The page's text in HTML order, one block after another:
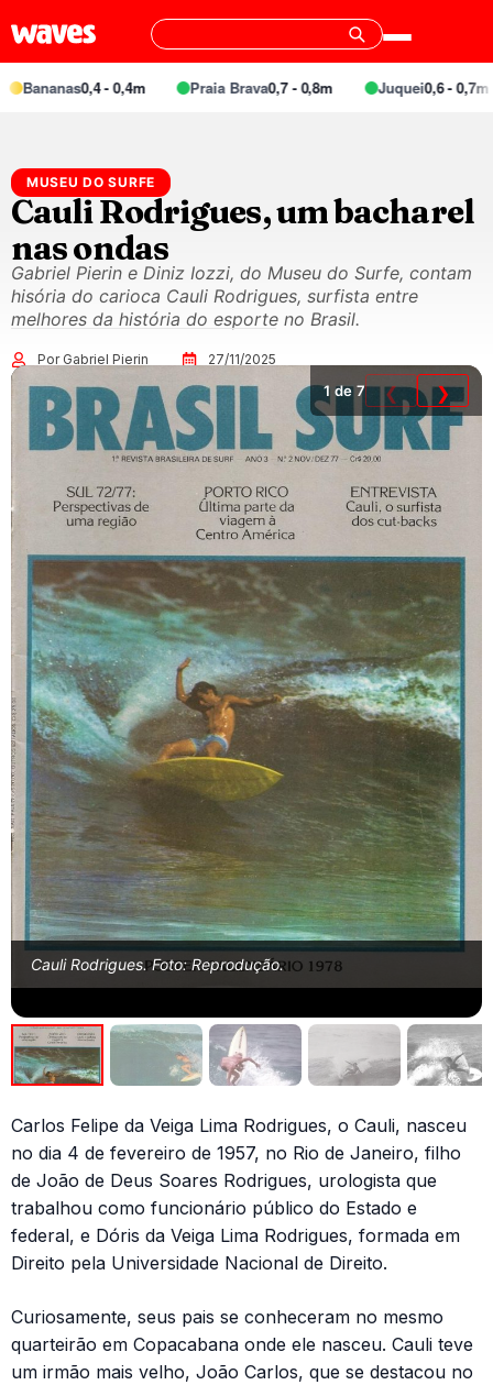
0,4 - 0,4m Praia Brava0,7 - 0,8m Juquei0,6 - 0,7m
MUSEU DO SURFE
Cauli Rodrigues, um bacharel
nas ondas
Gabriel Pierin e Diniz Iozzi, do Museu do Surfe, contam
hisória do carioca Cauli Rodrigues, surfista entre
melhores da história do esporte no Brasil.
Por Gabriel Pierin 27/11/2025
Cauli Rodrigues. Foto: Reprodução.
1 de 7 ❮ ❯
Carlos Felipe da Veiga Lima Rodrigues, o Cauli, nasceu
no dia 4 de fevereiro de 1957, no Rio de Janeiro, filho
de João de Deus Soares Rodrigues, urologista que
trabalhou como funcionário público do Estado e
federal, e Dóris da Veiga Lima Rodrigues, formada em
Direito pela Universidade Nacional de Direito.
Curiosamente, seus pais se conheceram no mesmo
quarteirão em Copacabana onde ele nasceu. Cauli teve
um irmão mais velho, João Carlos, que se destacou no